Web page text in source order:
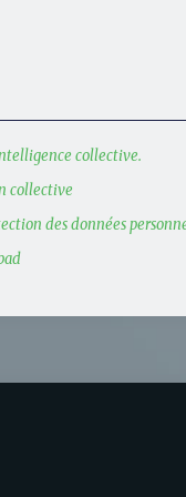
collective.
collective
des données